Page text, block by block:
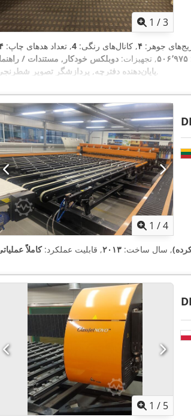
1 /3
جوهر: ۴, کانال‌های رنگی: 4, تعداد هدهای چاپ:
۵۰۶٬۹۷۵, تجهیزات: دوبلکس خودکار, مستندات /
پایان‌دهنده دفترچه, پردازشگر تصویر,
1 /4
, سال ساخت: ۲۰۱۳, قابلیت عملکرد:کاملاً
1 / 5